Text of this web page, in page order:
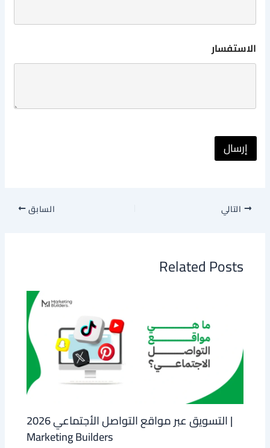
الاستفسار
إرسال
السابق
Related Posts
التسويق عبر مواقع التواصل الأجتماعي 2026 |
Marketing Builders